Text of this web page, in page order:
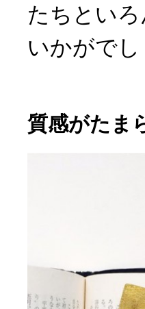
たちとい
いかがでし
質感がたま